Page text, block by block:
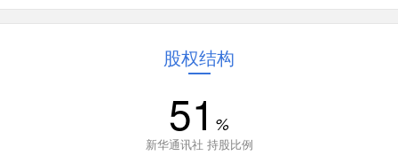
股权结构
51 %
新华通讯社 持股比例